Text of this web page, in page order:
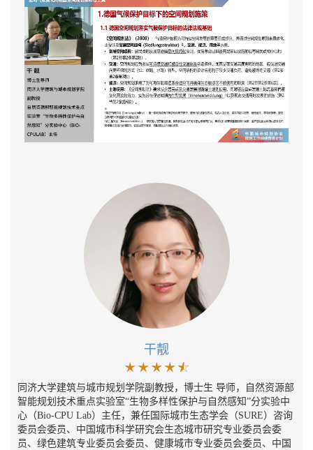
干靓
同济大学建筑与城市规划学院副教授，博士生 导师，自然资源部
智能规划技术重点实验室“生物多样性保护与自然感知”分实验中
心（Bio-CPU Lab）主任，兼任国际城市生态学会（SURE）咨询
委员会委员、中国城市科学研究会生态城市研究专业委员会委
员、绿色建筑专业委员会委员、健康城市专业委员会委员、中国